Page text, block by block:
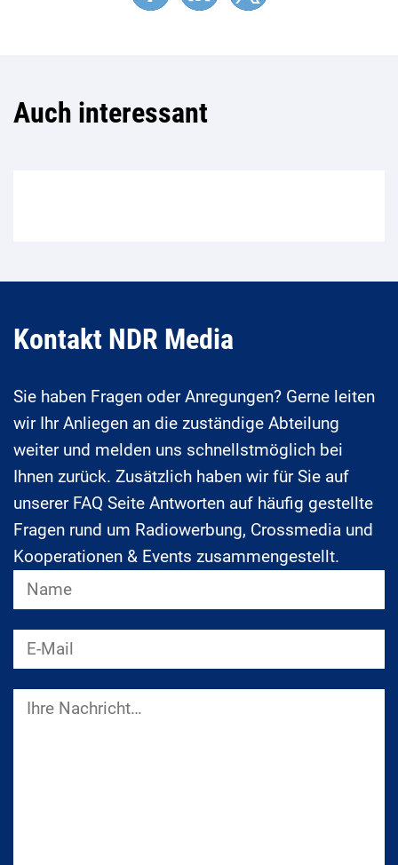
Auch interessant
Kontakt NDR Media
Sie haben Fragen oder Anregungen? Gerne leiten
wir Ihr Anliegen an die zuständige Abteilung
weiter und melden uns schnellstmöglich bei
Ihnen zurück. Zusätzlich haben wir für Sie auf
unserer FAQ Seite Antworten auf häufig gestellte
Fragen rund um Radiowerbung, Crossmedia und
Kooperationen & Events zusammengestellt.